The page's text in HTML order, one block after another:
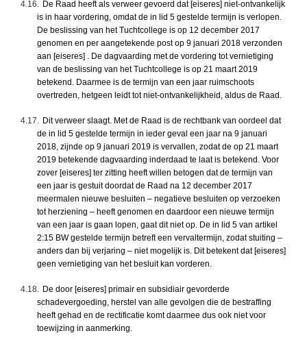
4.16.
De Raad heeft als verweer gevoerd dat [eiseres] niet-ontvankelijk
is in haar vordering, omdat de in lid 5 gestelde termijn is verlopen.
De beslissing van het Tuchtcollege is op 12 december 2017
genomen en per aangetekende post op 9 januari 2018 verzonden
aan [eiseres] . De dagvaarding met de vordering tot vernietiging
van de beslissing van het Tuchtcollege is op 21 maart 2019
betekend. Daarmee is de termijn van een jaar ruimschoots
overtreden, hetgeen leidt tot niet-ontvankelijkheid, aldus de Raad.
4.17.
Dit verweer slaagt. Met de Raad is de rechtbank van oordeel dat
de in lid 5 gestelde termijn in ieder geval een jaar na 9 januari
2018, zijnde op 9 januari 2019 is vervallen, zodat de op 21 maart
2019 betekende dagvaarding inderdaad te laat is betekend. Voor
zover [eiseres] ter zitting heeft willen betogen dat de termijn van
een jaar is gestuit doordat de Raad na 12 december 2017
meermalen nieuwe besluiten – negatieve besluiten op verzoeken
tot herziening – heeft genomen en daardoor een nieuwe termijn
van een jaar is gaan lopen, gaat dit niet op. De in lid 5 van artikel
2:15 BW gestelde termijn betreft een vervaltermijn, zodat stuiting –
anders dan bij verjaring – niet mogelijk is. Dit betekent dat [eiseres]
geen vernietiging van het besluit kan vorderen.
4.18.
De door [eiseres] primair en subsidiair gevorderde
schadevergoeding, herstel van alle gevolgen die de bestraffing
heeft gehad en de rectificatie komt daarmee dus ook niet voor
toewijzing in aanmerking.